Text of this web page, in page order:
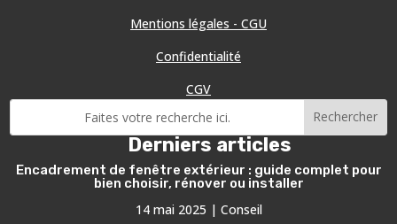
Mentions légales - CGU
Confidentialité
CGV
Derniers articles
Encadrement de fenêtre extérieur : guide complet pour
bien choisir, rénover ou installer
14 mai 2025 | Conseil